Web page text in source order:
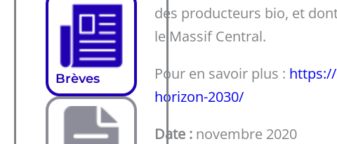
Brèves
des producteurs bio, et
le Massif Central.
Pour en savoir plus :
horizon-2030/
Date : novembre 2020